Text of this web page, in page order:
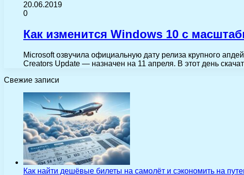
20.06.2019
0
Как изменится Windows 10 с
Microsoft озвучила официальную дату релиза крупного
Creators Update — назначен на 11 апреля. В этот день
Свежие записи
Как найти дешёвые билеты на самолёт и сэкономить на